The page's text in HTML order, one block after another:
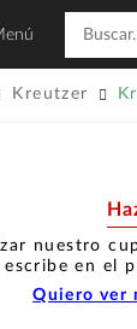
Kreutzer
nuestro
en el
Quiero ver